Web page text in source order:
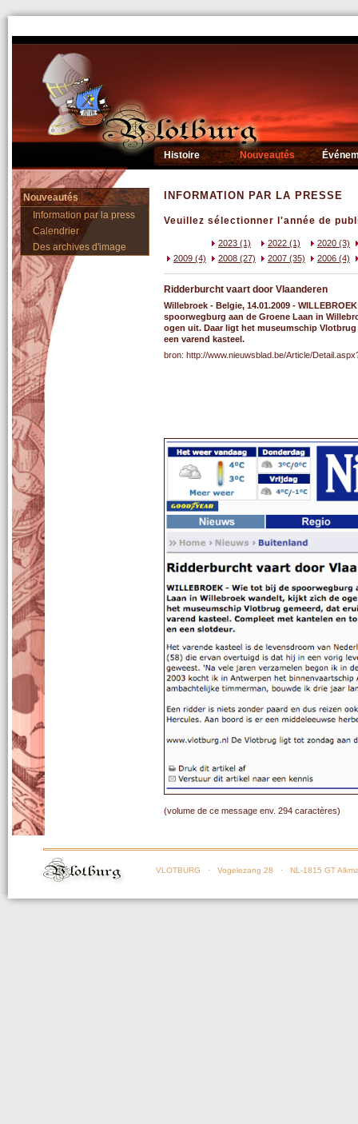
Histoire Nouveautés
Nouveautés
Information par la press
Calendrier
Des archives d'image
INFORMATION PAR LA PRESSE
Veuillez sélectionner l'année de
2023 (1) 2022 (1)
2020 (3)
2009 (4)
2008 (27) 2007 (35) 2006 (4)
Ridderburcht vaart door Vlaanderen
Willebroek - Belgie, 14.01.2009 -
spoorwegburg aan de Groene Laan in
ogen uit. Daar ligt het museumschip
een varend kasteel.
bron: http://www.nieuwsblad.be/Article/
(volume de ce message env. 294 caractères)
VLOTBURG · Vogelezang 28 · NL-1815 GT